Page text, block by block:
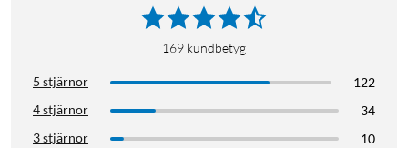
169 kundbetyg
5 stjärnor
122
4 stjärnor
34
3 stjärnor
10